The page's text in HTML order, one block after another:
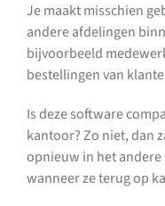
Je maakt misschien
andere afdelingen
bijvoorbeeld
bestellingen van
Is deze software
kantoor? Zo niet, dan
opnieuw in het
wanneer ze terug op